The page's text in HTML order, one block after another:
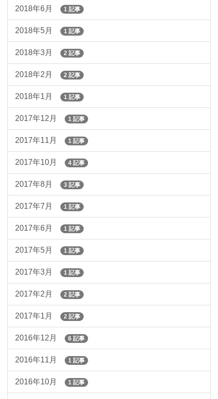
2018年6月 1 記事
2018年5月 1 記事
2018年3月 2 記事
2018年2月 2 記事
2018年1月 1 記事
2017年12月 1 記事
2017年11月 1 記事
2017年10月 4 記事
2017年8月 3 記事
2017年7月 1 記事
2017年6月 1 記事
2017年5月 1 記事
2017年3月 1 記事
2017年2月 2 記事
2017年1月 2 記事
2016年12月 6 記事
2016年11月 1 記事
2016年10月 1 記事